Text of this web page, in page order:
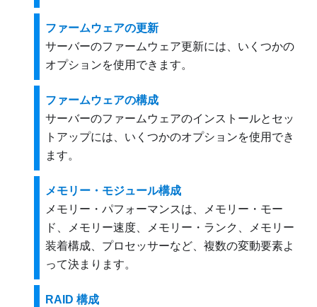
ファームウェアの更新
サーバーのファームウェア更新には、いくつかの
オプションを使用できます。
ファームウェアの構成
サーバーのファームウェアのインストールとセッ
トアップには、いくつかのオプションを使用でき
ます。
メモリー・モジュール構成
メモリー・パフォーマンスは、メモリー・モー
ド、メモリー速度、メモリー・ランク、メモリー
装着構成、プロセッサーなど、複数の変動要素よ
って決まります。
RAID 構成